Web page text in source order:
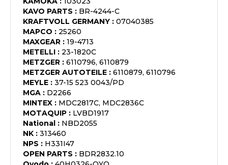
KAVO PARTS : BR-4244-C
KRAFTVOLL GERMANY : 07040385
MAPCO : 25260
MAXGEAR : 19-4713
METELLI : 23-1820C
METZGER : 6110796, 6110879
METZGER AUTOTEILE : 6110879, 6110796
MEYLE : 37-15 523 0043/PD
MGA : D2266
MINTEX : MDC2817C, MDC2836C
MOTAQUIP : LVBD1917
National : NBD2055
NK : 313460
NPS : H331I47
OPEN PARTS : BDR2832.10